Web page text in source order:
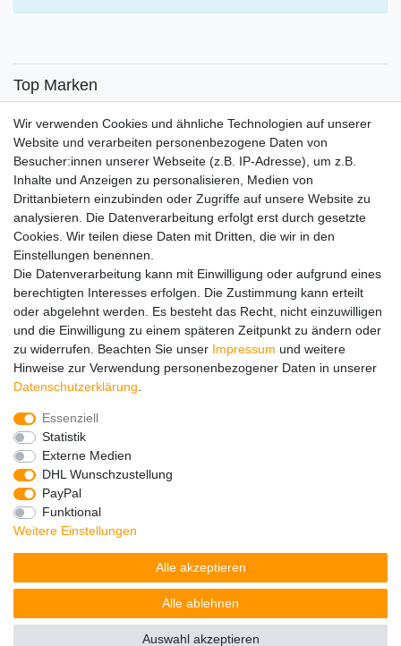
Top Marken
Top Themen
Adventskalender
Service
Versandinfos
FAQ
Ersatzteile
Registrieren
Wir versenden mit
Impressum
Barrierefreiheitserklärung
Wir verwenden Cookies und ähnliche Technologien auf unserer
Website und verarbeiten personenbezogene Daten von
Besucher:innen unserer Webseite (z.B. IP-Adresse), um z.B.
Inhalte und Anzeigen zu personalisieren, Medien von
Drittanbietern einzubinden oder Zugriffe auf unsere Website zu
analysieren. Die Datenverarbeitung erfolgt erst durch gesetzte
Cookies. Wir teilen diese Daten mit Dritten, die wir in den
Einstellungen benennen.
Die Datenverarbeitung kann mit Einwilligung oder aufgrund eines
berechtigten Interesses erfolgen. Die Zustimmung kann erteilt
oder abgelehnt werden. Es besteht das Recht, nicht einzuwilligen
und die Einwilligung zu einem späteren Zeitpunkt zu ändern oder
zu widerrufen. Beachten Sie unser Impressum und weitere
Hinweise zur Verwendung personenbezogener Daten in unserer
Daten­schutz­erklärung
Essenziell
Statistik
Externe Medien
DHL Wunschzustellung
PayPal
Funktional
Weitere Einstellungen
Alle akzeptieren
Alle ablehnen
Auswahl akzeptieren